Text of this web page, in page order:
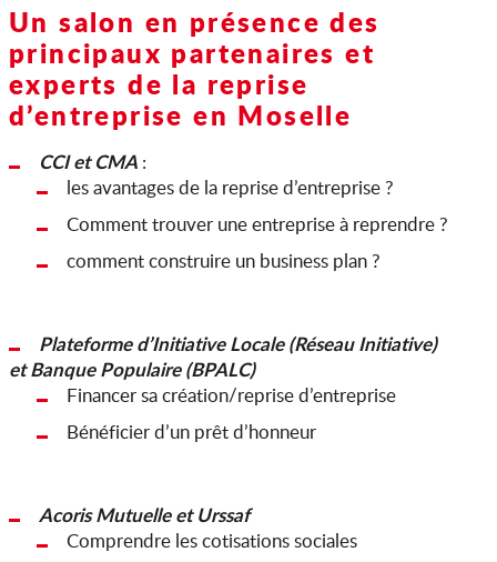
Un salon en présence des
principaux partenaires et
experts de la reprise
d’entreprise en Moselle
CCI et CMA :
les avantages de la reprise d’entreprise ?
Comment trouver une entreprise à reprendre ?
comment construire un business plan ?
Plateforme d’Initiative Locale (Réseau Initiative)
et Banque Populaire (BPALC)
Financer sa création/reprise d’entreprise
Bénéficier d’un prêt d’honneur
Acoris Mutuelle et Urssaf
Comprendre les cotisations sociales